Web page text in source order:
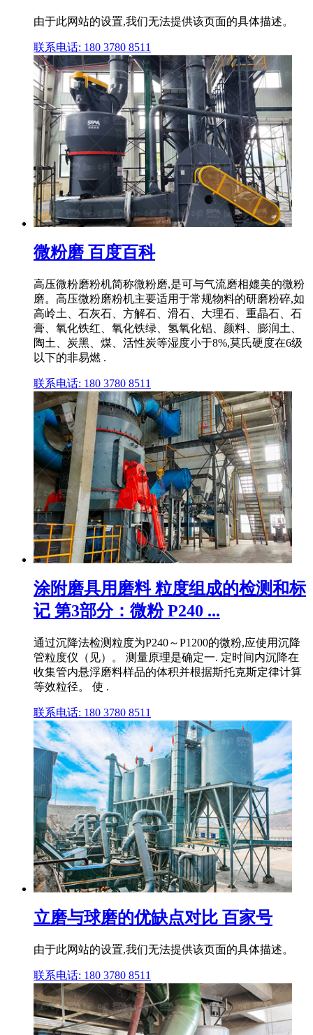
由于此网站的设置,我们无法提供该页面的具体描述。
联系电话: 180 3780 8511
微粉磨 百度百科
高压微粉磨粉机简称微粉磨,是可与气流磨相媲美的微粉
磨。高压微粉磨粉机主要适用于常规物料的研磨粉碎,如
高岭土、石灰石、方解石、滑石、大理石、重晶石、石
膏、氧化铁红、氧化铁绿、氢氧化铝、颜料、膨润土、
陶土、炭黑、煤、活性炭等湿度小于8%,莫氏硬度在6级
以下的非易燃 .
联系电话: 180 3780 8511
涂附磨具用磨料 粒度组成的检测和标
记 第3部分：微粉 P240 ...
通过沉降法检测粒度为P240～P1200的微粉,应使用沉降
管粒度仪（见）。 测量原理是确定一. 定时间内沉降在
收集管内悬浮磨料样品的体积并根据斯托克斯定律计算
等效粒径。 使 .
联系电话: 180 3780 8511
立磨与球磨的优缺点对比 百家号
由于此网站的设置,我们无法提供该页面的具体描述。
联系电话: 180 3780 8511